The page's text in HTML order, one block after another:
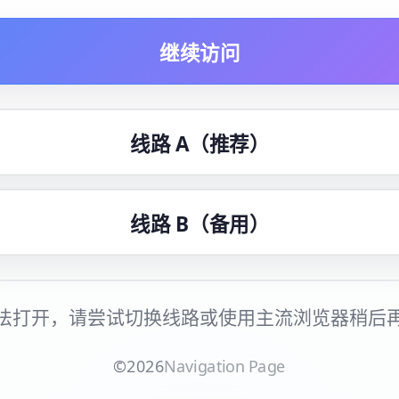
继续访问
线路 A（推荐）
线路 B（备用）
打开，请尝试切换线路或使用主流浏览器稍后
©2026Navigation Page